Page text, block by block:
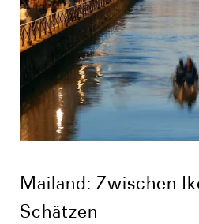
Mailand: Zwischen
Schätzen